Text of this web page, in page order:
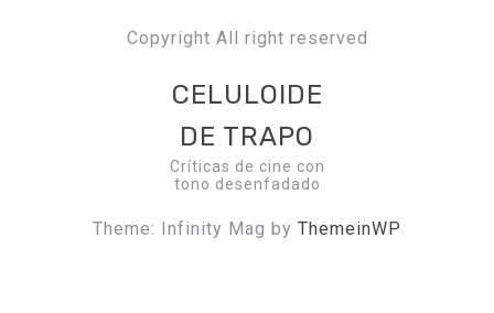
Copyright All right reserved
CELULOIDE
DE TRAPO
Críticas de cine con
tono desenfadado
Theme: Infinity Mag by ThemeinWP